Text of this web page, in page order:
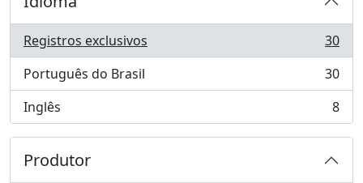
Registros exclusivos
, 30 resultados
30
Português do Brasil
, 30 resultados
30
Inglês
, 8 resultados 8
Produtor